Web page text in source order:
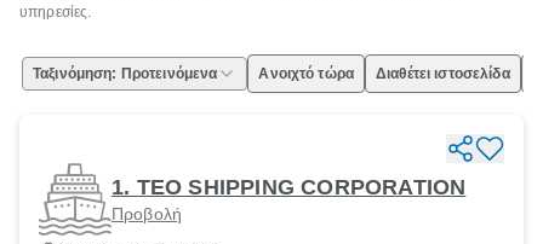
υπηρεσίες.
Ταξινόμηση: Προτεινόμενα Ανοιχτό τώρα Διαθέτει ιστοσελίδα
1. TEO SHIPPING CORPORATION
Προβολή